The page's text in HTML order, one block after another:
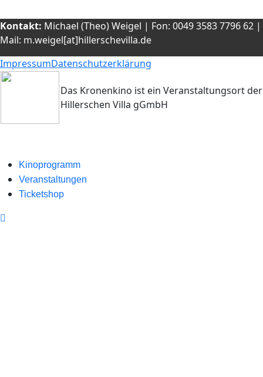
Kontakt: Michael (Theo) Weigel | Fon: 0049 3583 7796 62 |
Mail: m.weigel[at]hillerschevilla.de
ImpressumDatenschutzerklärung
Das Kronenkino ist ein Veranstaltungsort der
Hillerschen Villa gGmbH
Kinoprogramm
Veranstaltungen
Ticketshop